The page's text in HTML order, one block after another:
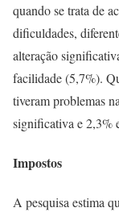
quando se trata de
dificuldades,
alteração
facilidade (5,7%).
tiveram problemas
significativa e 2,3%
Impostos
A pesquisa estima